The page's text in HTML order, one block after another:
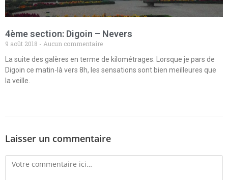
4ème section: Digoin – Nevers
9 août 2018
Aucun commentaire
La suite des galères en terme de kilométrages. Lorsque je pars de
Digoin ce matin-là vers 8h, les sensations sont bien meilleures que
la veille.
Laisser un commentaire